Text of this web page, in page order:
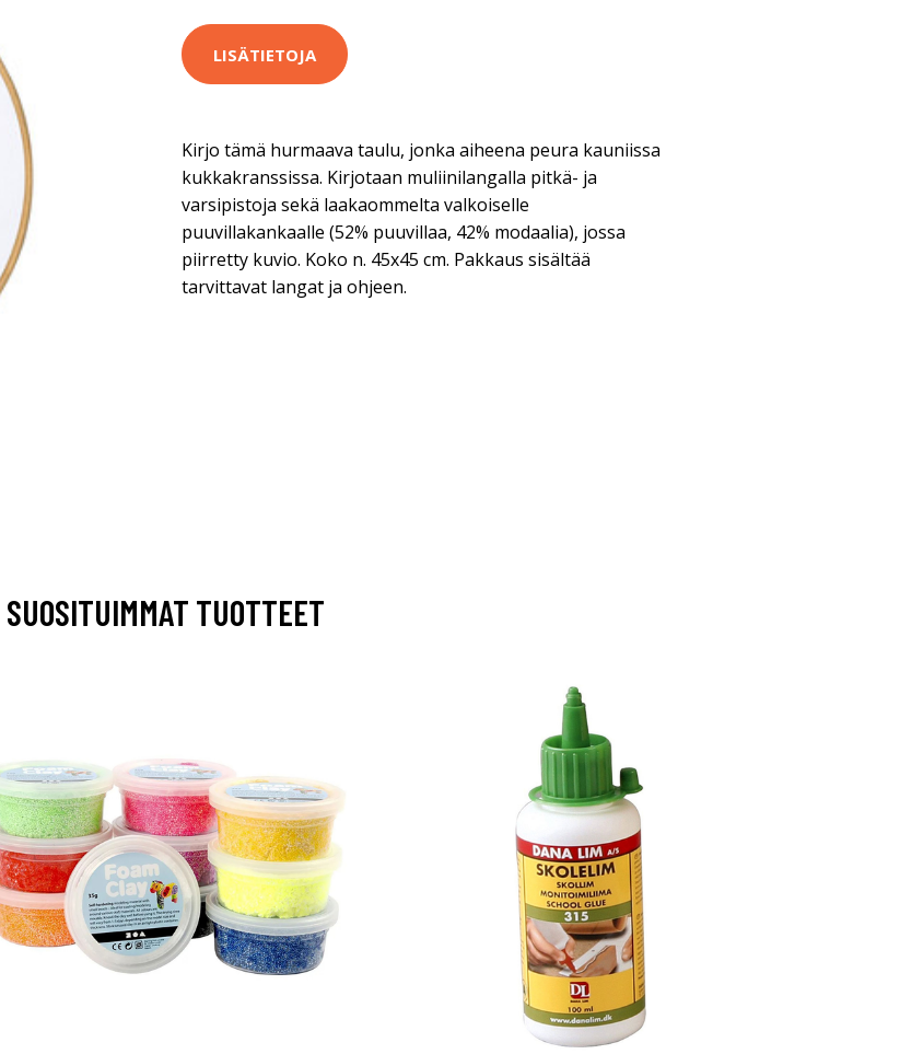
LISÄTIETOJA
Kirjo tämä hurmaava taulu, jonka aiheena peura kauniissa
kukkakranssissa. Kirjotaan muliinilangalla pitkä- ja
varsipistoja sekä laakaommelta valkoiselle
puuvillakankaalle (52% puuvillaa, 42% modaalia), jossa
piirretty kuvio. Koko n. 45x45 cm. Pakkaus sisältää
tarvittavat langat ja ohjeen.
SUOSITUIMMAT TUOTTEET